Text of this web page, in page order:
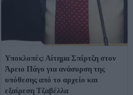
Υποκλοπές: Αίτημα Σπίρτζη στον
Άρειο Πάγο για ανάσυρση της
υπόθεσης από το αρχείο και
εξαίρεση Τζαβέλλα